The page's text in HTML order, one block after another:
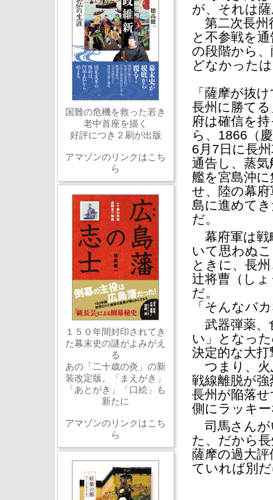
が、それは
第二次長州
と不参戦を
の段階から
どなかった
「薩摩が抜
長州に勝て
府は確信を
ら、1866（
6月7日に長
通告し、蒸気
艦を宮島沖
せ、陸の幕
島に進めて
だ。
幕府軍は戦
いて思わぬ
ときに、長
辻将曹（し
だ。
「そんなバ
武器弾薬、
い」となっ
決定的な大
つまり、火
戦線離脱が
長州が陥落
側にラッキ
司馬さんが
た、だから
薩摩の過大
ていれば別
国難の危機を救った若き
老中首座を描く
好評につき２刷が出版
アマゾンのリンクはこち
ら
１５０年間封印されてき
た幕末史の謎がよみがえ
る
あの「二十歳の炎」の新
装改定版。「まえがき」
「あとがき」「口絵」も
新たに
アマゾンのリンクはこち
ら